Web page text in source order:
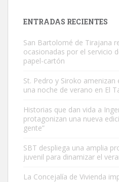
Busco adopción responsable para
hembra, 4 años. Por motivos
Leales.org » Gran Canaria
ENTRADAS RECIENTES
San Bartolomé de Tirajana
ocasionadas por el servicio
papel-cartón
St. Pedro y Siroko
una noche de verano en El
Historias que dan vida a
protagonizan una nueva
gente”
SBT despliega una amplia
juvenil para dinamizar el
La Concejalía de Vivienda